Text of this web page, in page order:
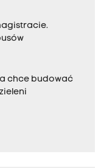
chce budować